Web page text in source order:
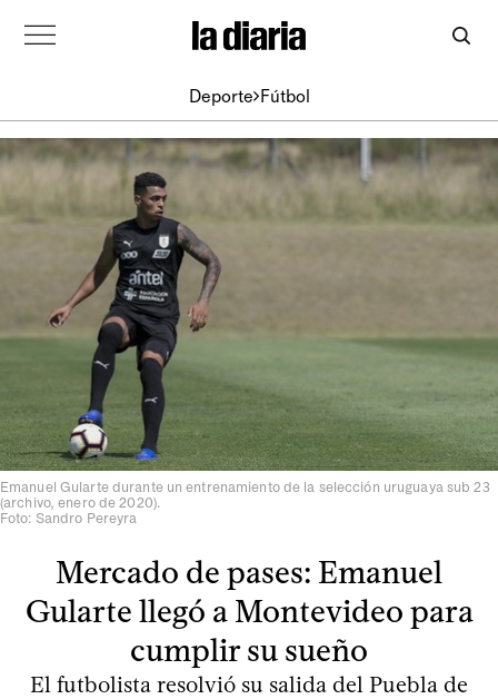
Deporte Fútbol
Emanuel Gularte durante un entrenamiento de la selección uruguaya sub 23
(archivo, enero de 2020).
Foto: Sandro Pereyra
Mercado de pases: Emanuel
Gularte llegó a Montevideo para
cumplir su sueño
El futbolista resolvió su salida del Puebla de